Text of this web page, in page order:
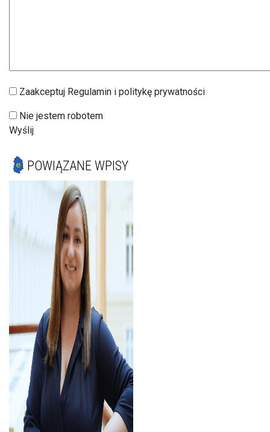
Zaakceptuj Regulamin i politykę prywatności
Nie jestem robotem
Wyślij
POWIĄZANE WPISY